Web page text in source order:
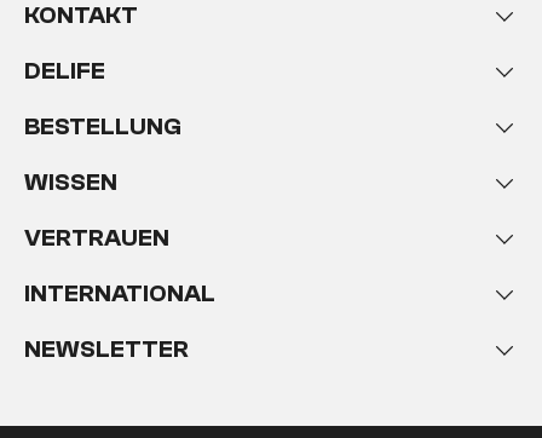
KONTAKT
DELIFE
BESTELLUNG
WISSEN
VERTRAUEN
INTERNATIONAL
NEWSLETTER